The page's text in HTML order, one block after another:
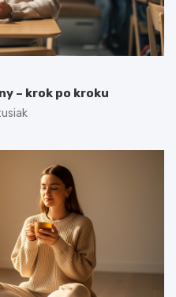
– krok po kroku